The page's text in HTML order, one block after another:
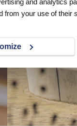
from your use of their